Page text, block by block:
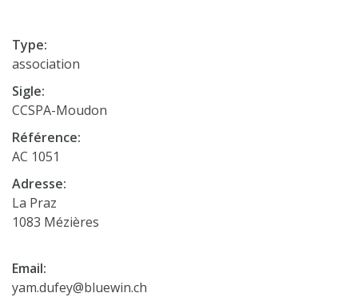
Type:
association
Sigle:
CCSPA-Moudon
Référence:
AC 1051
Adresse:
La Praz
1083 Mézières
Email:
yam.dufey@bluewin.ch